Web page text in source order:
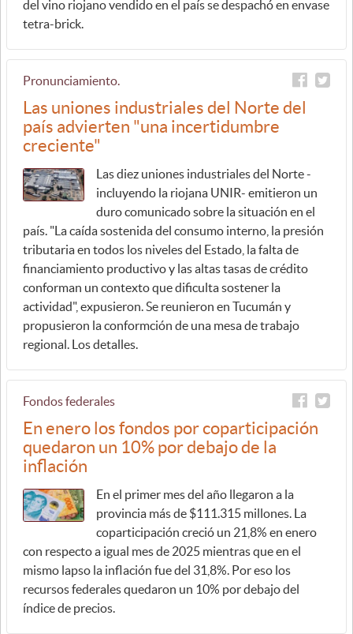
del vino riojano vendido en el país se despachó en envase
tetra-brick.
Pronunciamiento.
Las uniones industriales del Norte del
país advierten "una incertidumbre
creciente"
Las diez uniones industriales del Norte -
incluyendo la riojana UNIR- emitieron un
duro comunicado sobre la situación en el
país. "La caída sostenida del consumo interno, la presión
tributaria en todos los niveles del Estado, la falta de
financiamiento productivo y las altas tasas de crédito
conforman un contexto que dificulta sostener la
actividad", expusieron. Se reunieron en Tucumán y
propusieron la conformción de una mesa de trabajo
regional. Los detalles.
Fondos federales
En enero los fondos por coparticipación
quedaron un 10% por debajo de la
inflación
En el primer mes del año llegaron a la
provincia más de $111.315 millones. La
coparticipación creció un 21,8% en enero
con respecto a igual mes de 2025 mientras que en el
mismo lapso la inflación fue del 31,8%. Por eso los
recursos federales quedaron un 10% por debajo del
índice de precios.